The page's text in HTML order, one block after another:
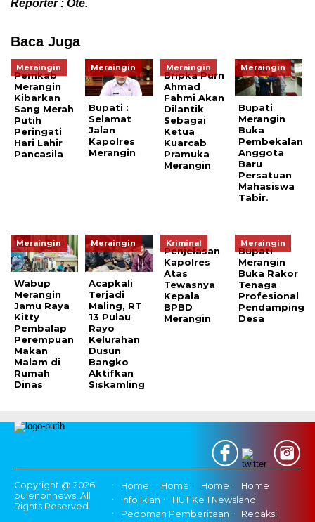
Reporter : Ote.
Baca Juga
Meraingin
Pemkab
Merangin
Kibarkan
Sang Merah
Putih
Peringati
Hari Lahir
Pancasila
Meraingin
Bupati :
Selamat
Jalan
Kapolres
Merangin
Meraingin
Bripka Purn
Ahmad
Fahmi Akan
Dilantik
Sebagai
Ketua
Kuarcab
Pramuka
Merangin
Meraingin
Bupati
Merangin
Buka
Pembekalan
Anggota
Baru
Persatuan
Mahasiswa
Tabir.
Meraingin
Wabup
Merangin
Jamu Raya
Kitty
Pembalap
Perempuan
Makan
Malam di
Rumah
Dinas
Meraingin
Acapkali
Terjadi
Maling, RT
13 Pulau
Rayo
Kelurahan
Dusun
Bangko
Aktifkan
Siskamling
Kriminal
Penjelasan
Kapolres
Atas
Tewasnya
Kepala
BPBD
Merangin
Meraingin
Bupati
Merangin
Buka Rakor
Tenaga
Profesional
Pendamping
Desa
Copyright @ 2026
bulenonnews, All
Rights Reserved
Home Home Home
Home
Info Iklan
HUT Ke 1 Newsland
Pedoman Pemberitaan
Redaksi